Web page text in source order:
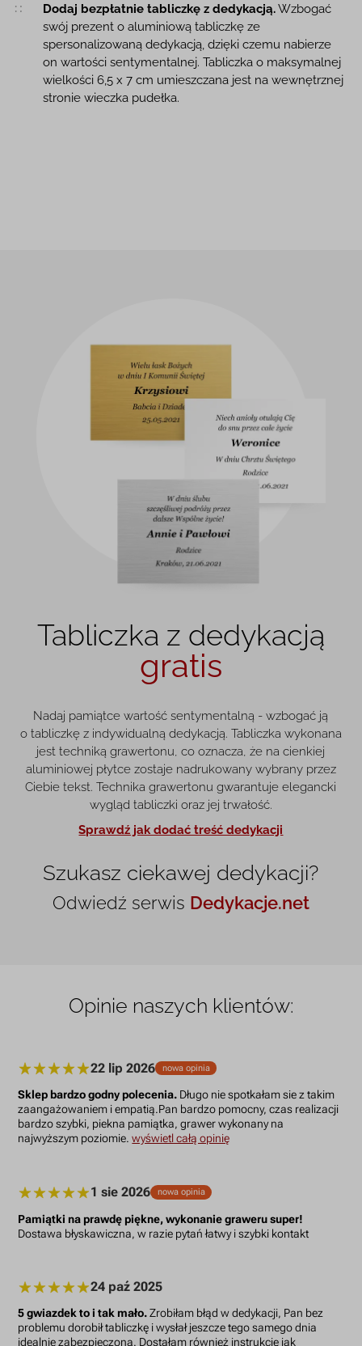
Dodaj bezpłatnie tabliczkę z dedykacją.Wzbogać
swój prezent o aluminiową tabliczkę ze
spersonalizowaną dedykacją, dzięki czemu nabierze
on wartości sentymentalnej. Tabliczka o maksymalnej
wielkości 6,5 x 7 cm umieszczana jest na wewnętrznej
stronie wieczka pudełka.
Tabliczka z dedykacją
gratis
Nadaj pamiątce wartość sentymentalną - wzbogać ją
o tabliczkę z indywidualną dedykacją. Tabliczka wykonana
jest techniką grawertonu, co oznacza, że na cienkiej
aluminiowej płytce zostaje nadrukowany wybrany przez
Ciebie tekst. Technika grawertonu gwarantuje elegancki
wygląd tabliczki oraz jej trwałość.
Sprawdź jak dodać treść dedykacji
Szukasz ciekawej dedykacji?
Odwiedź serwis Dedykacje.net
Opinie naszych klientów:
22 lip 2026 nowa opinia
Sklep bardzo godny polecenia. Długo nie spotkałam sie z takim
zaangażowaniem i empatią.Pan bardzo pomocny, czas realizacji
bardzo szybki, piekna pamiątka, grawer wykonany na
najwyższym poziomie.wyświetl całą opinię
1 sie 2026 nowa opinia
Pamiątki na prawdę piękne, wykonanie graweru super!
Dostawa błyskawiczna, w razie pytań łatwy i szybki kontakt
24 paź 2025
5 gwiazdek to i tak mało.Zrobiłam błąd w dedykacji, Pan bez
problemu dorobił tabliczkę i wysłał jeszcze tego samego dnia
idealnie zabezpieczoną. Dostałam również instrukcję jak